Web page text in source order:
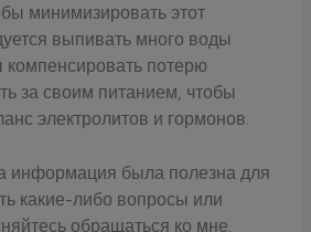
минимизировать этот
выпивать много воды
компенсировать потерю
за своим питанием, чтобы
электролитов и гормонов.
информация была полезна для
какие-либо вопросы или
обращаться ко мне.